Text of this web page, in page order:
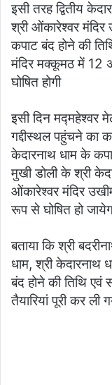
इसी तरह द्वितीय
श्री ओंकारेश्वर
कपाट बंद होने की
मंदिर मक्कूमठ में 12
घोषित होगी
इसी दिन मद्महेश्वर
गद्दीस्थल पहुंचने का
केदारनाथ धाम के
मुखी डोली के श्री
ओंकारेश्वर मंदिर
रूप से घोषित हो
बताया कि श्री
धाम, श्री केदारनाथ
बंद होने की तिथि एवं
तैयारियां पूरी कर ली